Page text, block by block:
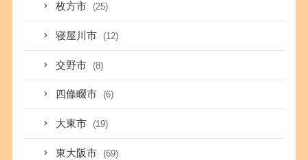
枚方市 (25)
寝屋川市 (12)
交野市 (8)
四條畷市 (6)
大東市 (19)
東大阪市 (69)